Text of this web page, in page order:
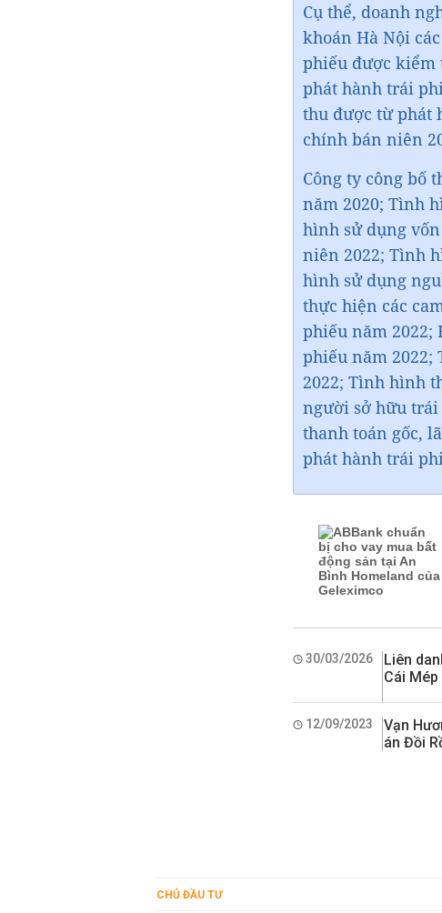
‏Cụ thể, doanh
khoán Hà Nội
phiếu được kiểm
phát hành trái
thu được từ phát
chính bán niên
Công ty công bố
năm 2020; Tình
hình sử dụng
niên 2022; Tình
hình sử dụng
thực hiện các
phiếu năm 2022;
phiếu năm
2022; Tình hình
người sở hữu trái
thanh toán gốc,
phát hành trái
30/03/2026
Liên
Cái
12/09/2023
Vạn
án Đồi
CHỦ ĐẦU TƯ